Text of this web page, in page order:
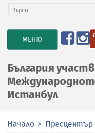
TOGGLE
NAVIGATION
МЕНЮ
България
Истанбул
Начало Пресцентър